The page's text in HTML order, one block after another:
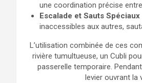
une coordination précise
Escalade et Sauts Spéciaux
inaccessibles aux autres,
L’utilisation combinée de ces
rivière tumultueuse, un Cubli
passerelle temporaire.
levier ouvrant